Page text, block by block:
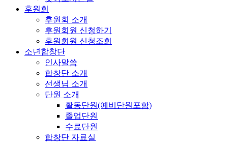
후원회
후원회 소개
후원회원 신청하기
후원회원 신청조회
소년합창단
인사말씀
합창단 소개
선생님 소개
단원 소개
활동단원(예비단원포함)
졸업단원
수료단원
합창단 자료실